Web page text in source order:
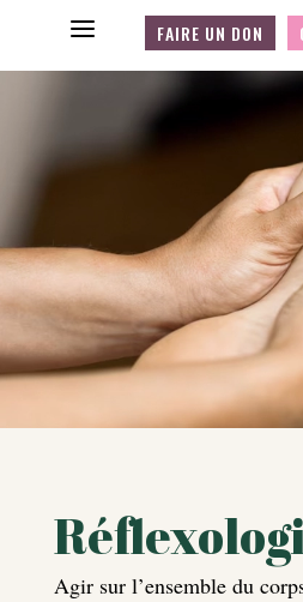
a FAIRE UN DON
Agir sur l’ensemble du